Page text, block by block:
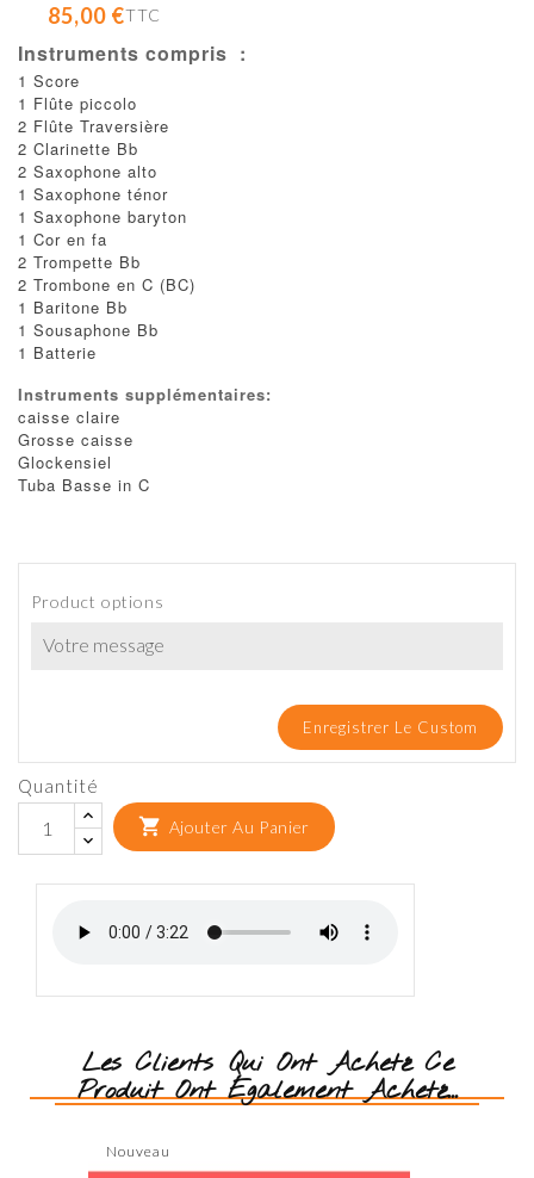
85,00 €TTC
Instruments compris :
1 Score
1 Flûte piccolo
2 Flûte Traversière
2 Clarinette Bb
2 Saxophone alto
1 Saxophone ténor
1 Saxophone baryton
1 Cor en fa
2 Trompette Bb
2 Trombone en C (BC)
1 Baritone Bb
1 Sousaphone Bb
1 Batterie
Instruments supplémentaires:
caisse claire
Grosse caisse
Glockensiel
Tuba Basse in C
Product options
Enregistrer Le Custom
Quantité
 Ajouter Au Panier
Les Clients Qui Ont Acheté Ce
Produit Ont Également Acheté...
Nouveau